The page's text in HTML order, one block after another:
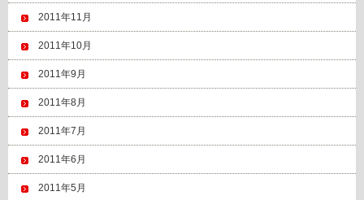
2011年11月
2011年10月
2011年9月
2011年8月
2011年7月
2011年6月
2011年5月